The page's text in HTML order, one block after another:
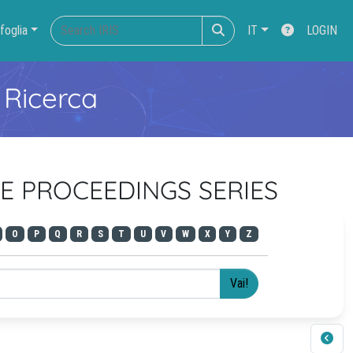
IT LOGIN
SERIES
O P Q R S T U V W X Y Z